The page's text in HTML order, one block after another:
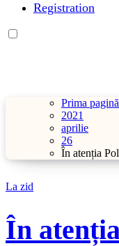
Registration
Prima pagină
2021
aprilie
26
În atenția
La zid
În